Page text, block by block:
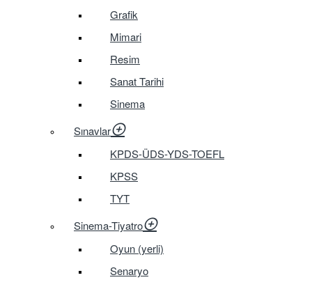
Grafik
Mimari
Resim
Sanat Tarihi
Sinema
Sınavlar
KPDS-ÜDS-YDS-TOEFL
KPSS
TYT
Sinema-Tiyatro
Oyun (yerli)
Senaryo